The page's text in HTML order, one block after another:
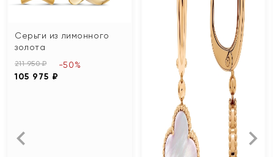
Серьги из лимонного
золота
211 950 ₽
105 975 ₽
-50%